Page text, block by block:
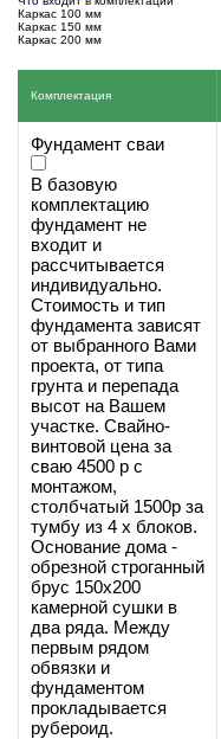
Каркас 100 мм
Каркас 150 мм
Каркас 200 мм
Комплектация
Фундамент сваи
В базовую
комплектацию
фундамент не
входит и
рассчитывается
индивидуально.
Стоимость и тип
фундамента зависят
от выбранного Вами
проекта, от типа
грунта и перепада
высот на Вашем
участке. Свайно-
винтовой цена за
сваю 4500 р с
монтажом,
столбчатый 1500р за
тумбу из 4 х блоков.
Основание дома -
обрезной строганный
брус 150х200
камерной сушки в
два ряда. Между
первым рядом
обвязки и
фундаментом
прокладывается
рубероид.